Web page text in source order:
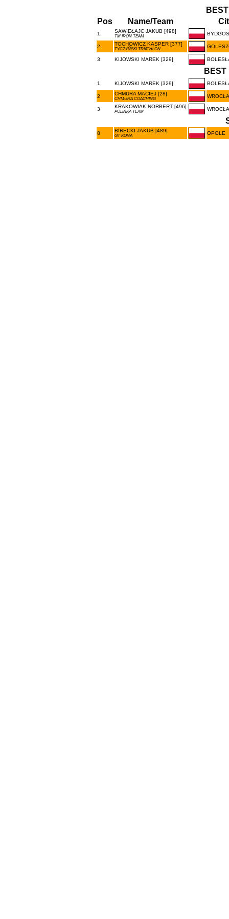
Pos
Name/Team
1 SAWIEŁAJC JAKUB [498]
TM IRON TEAM
2 TOCHOWICZ KASPER [377]
TYCZYŃSKI TRIATHLON
3 KIJOWSKI MAREK [329]
BEST
1 KIJOWSKI MAREK [329]
2 CHMURA MACIEJ [28]
CHMURA COACHING
3 KRAKOWIAK NORBERT [496]
POLINKA TEAM
8 BIRECKI JAKUB [489]
GT KONA OPOLE